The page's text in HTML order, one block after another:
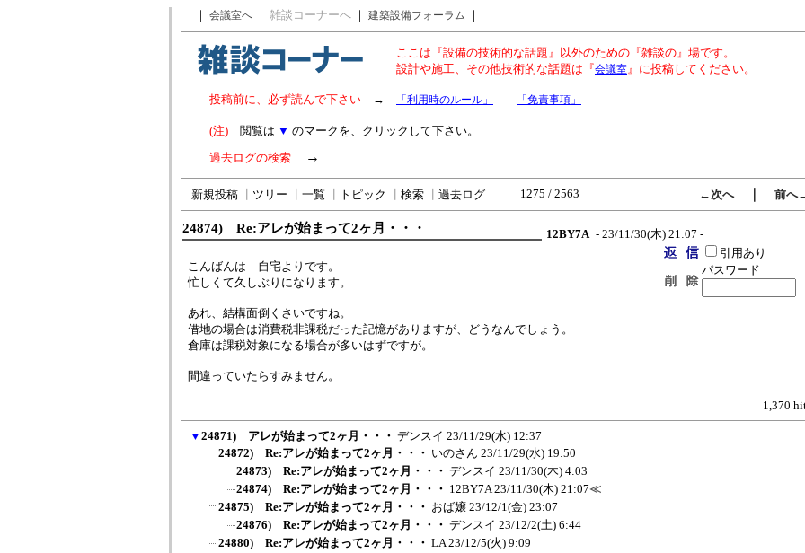
｜ 会議室へ ｜ 雑談コーナーへ ｜ 建築設備フォーラム ｜
ここは『設備の技術的な話題』以外のための『雑談の』場です。
設計や施工、その他技術的な話題は『会議室』に投稿してください。
投稿前に、必ず読んで下さい → 「利用時のルール」 「免責事項」
(注) 閲覧は ▼ のマークを、クリックして下さい。
過去ログの検索 →
新規投稿 ツリー 一覧 トピック 検索 過去ログ 1275 / 2563 ←次へ｜ 前へ
24874) Re:アレが始まって2ヶ月・・・ 12BY7A - 23/11/30(木) 21:07 -
こんばんは 自宅よりです。
忙しくて久しぶりになります。
あれ、結構面倒くさいですね。
借地の場合は消費税非課税だった記憶がありますが、どうなんでしょう。
倉庫は課税対象になる場合が多いはずですが。
間違っていたらすみません。
引用あり
パスワード
1,370
▼ 24871) アレが始まって2ヶ月・・・ デンスイ 23/11/29(水) 12:37
24872) Re:アレが始まって2ヶ月・・・ いのさん 23/11/29(水) 19:50
24873) Re:アレが始まって2ヶ月・・・ デンスイ 23/11/30(木) 4:03
24874) Re:アレが始まって2ヶ月・・・ 12BY7A 23/11/30(木) 21:07≪
24875) Re:アレが始まって2ヶ月・・・ おば嬢 23/12/1(金) 23:07
24876) Re:アレが始まって2ヶ月・・・ デンスイ 23/12/2(土) 6:44
24880) Re:アレが始まって2ヶ月・・・ LA 23/12/5(火) 9:09